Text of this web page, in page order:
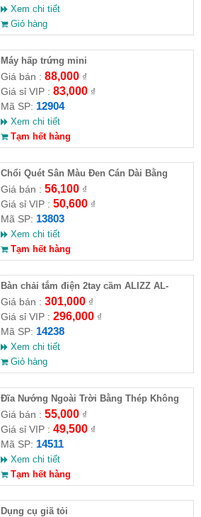
Xem chi tiết
Giỏ hàng
Máy hấp trứng mini
Giá bán : 88,000₫
Giá sỉ VIP : 83,000₫
Mã SP: 12904
Xem chi tiết
Tạm hết hàng
Chổi Quét Sân Màu Đen Cán Dài Bằng
Nhựa( HĐ )
Giá bán : 56,100₫
Giá sỉ VIP : 50,600₫
Mã SP: 13803
Xem chi tiết
Tạm hết hàng
Bàn chải tắm điện 2tay cầm ALIZZ AL-
14238
Giá bán : 301,000₫
Giá sỉ VIP : 296,000₫
Mã SP: 14238
Xem chi tiết
Giỏ hàng
Đĩa Nướng Ngoài Trời Bằng Thép Không
Gỉ ( HĐ )
Giá bán : 55,000₫
Giá sỉ VIP : 49,500₫
Mã SP: 14511
Xem chi tiết
Tạm hết hàng
Dụng cụ giã tỏi